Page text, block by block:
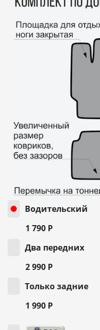
Водительский
1 790 Р
Два передних
2 990 Р
Только задние
1 990 Р